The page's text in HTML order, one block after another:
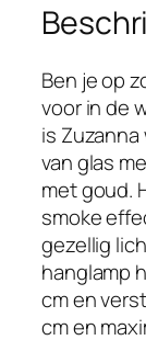
l
i
j
k
e
p
r
i
j
s
w
a
Ben je op
voor in de
is
van glas
met goud.
smoke
gezellig
hanglamp
cm en
cm en